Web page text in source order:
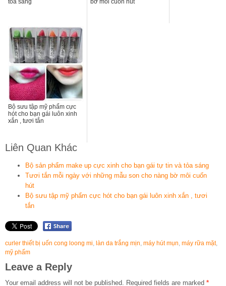
Bộ sưu tập mỹ phẩm cực
hót cho bạn gái luôn xinh
xắn , tươi tắn
Liên Quan Khác
Bộ sản phẩm make up cực xinh cho bạn gái tự tin và tỏa sáng
Tươi tắn mỗi ngày với những mẫu son cho nàng bờ môi cuốn
hút
Bộ sưu tập mỹ phẩm cực hót cho bạn gái luôn xinh xắn , tươi
tắn
curler thiết bị uốn cong loong mi, làn da trắng mịn, máy hút mụn, máy rữa mặt,
mỹ phẩm
Leave a Reply
Your email address will not be published. Required fields are marked *